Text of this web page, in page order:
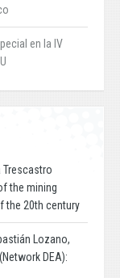
en la IV
Trescastro
the mining
the 20th century
Lozano,
DEA):